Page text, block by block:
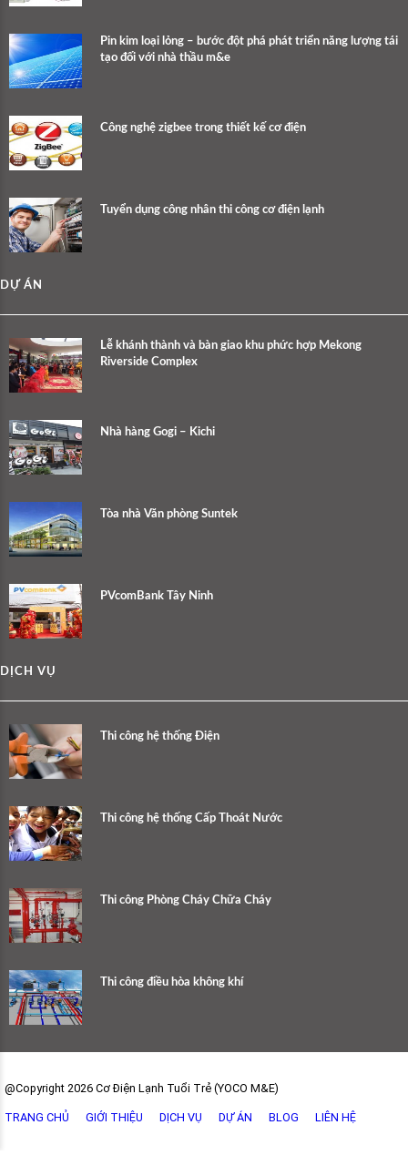
Pin kim loại lỏng – bước đột phá phát triển năng lượng tái
tạo đối với nhà thầu m&e
Công nghệ zigbee trong thiết kế cơ điện
Tuyển dụng công nhân thi công cơ điện lạnh
DỰ ÁN
Lễ khánh thành và bàn giao khu phức hợp Mekong
Riverside Complex
Nhà hàng Gogi – Kichi
Tòa nhà Văn phòng Suntek
PVcomBank Tây Ninh
DỊCH VỤ
Thi công hệ thống Điện
Thi công hệ thống Cấp Thoát Nước
Thi công Phòng Cháy Chữa Cháy
Thi công điều hòa không khí
@Copyright 2026 Cơ Điện Lạnh Tuổi Trẻ (YOCO M&E)
TRANG CHỦ GIỚI THIỆU DỊCH VỤ DỰ ÁN BLOG LIÊN HỆ